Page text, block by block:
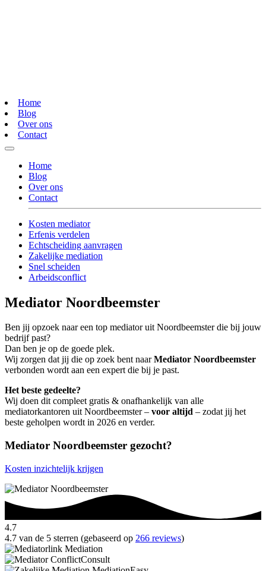
Home
Blog
Over ons
Contact
Home
Blog
Over ons
Contact
Kosten mediator
Erfenis verdelen
Echtscheiding aanvragen
Zakelijke mediation
Snel scheiden
Arbeidsconflict
Mediator Noordbeemster
Ben jij opzoek naar een top mediator uit Noordbeemster die bij jouw
bedrijf past?
Dan ben je op de goede plek.
Wij zorgen dat jij die op zoek bent naarMediator Noordbeemster
verbonden wordt aan een expert die bij je past.
Het beste gedeelte?
Wij doen dit compleet gratis & onafhankelijk van alle
mediatorkantoren uit Noordbeemster – voor altijd – zodat jij het
beste geholpen wordt in 2026 en verder.
Mediator Noordbeemster gezocht?
Kosten inzichtelijk krijgen
4.7
4.7 van de 5 sterren (gebaseerd op 266 reviews)